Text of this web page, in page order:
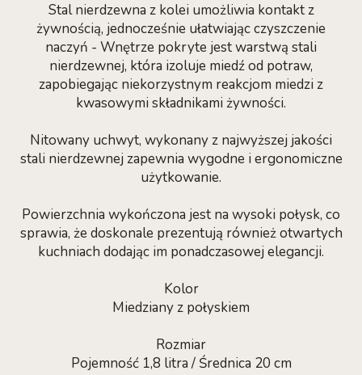
Stal nierdzewna z kolei umożliwia kontakt z
żywnością, jednocześnie ułatwiając czyszczenie
naczyń - Wnętrze pokryte jest warstwą stali
nierdzewnej, która izoluje miedź od potraw,
zapobiegając niekorzystnym reakcjom miedzi z
kwasowymi składnikami żywności.
Nitowany uchwyt, wykonany z najwyższej jakości
stali nierdzewnej zapewnia wygodne i ergonomiczne
użytkowanie.
Powierzchnia wykończona jest na wysoki połysk, co
sprawia, że doskonale prezentują również otwartych
kuchniach dodając im ponadczasowej elegancji.
Kolor
Miedziany z połyskiem
Rozmiar
Pojemność 1,8 litra / Średnica 20 cm